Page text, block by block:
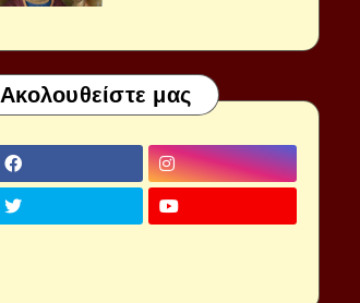
Ακολουθείστε μας